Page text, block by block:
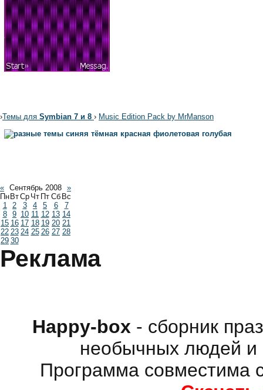
›Темы для Symbian 7 и 8 › Music Edition Pack by MrManson
« Сентябрь 2008 »
Пн ВтСр Чт Пт Сб Вс
1
2 3 4 5 6
7
8
9 10 11 12 13 14
15 16 17 18 19 20 21
22 23 24 25 26 27 28
29 30
Реклама
Happy-box - сборник
необычных людей и
Программа совместима